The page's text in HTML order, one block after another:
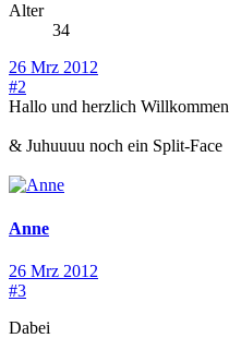
Alter
34
26 Mrz 2012
#2
Hallo und herzlich Willkommen
& Juhuuuu noch ein Split-Face
Anne
26 Mrz 2012
#3
Dabei